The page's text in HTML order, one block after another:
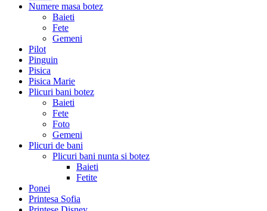
Numere masa botez
Baieti
Fete
Gemeni
Pilot
Pinguin
Pisica
Pisica Marie
Plicuri bani botez
Baieti
Fete
Foto
Gemeni
Plicuri de bani
Plicuri bani nunta si botez
Baieti
Fetite
Ponei
Printesa Sofia